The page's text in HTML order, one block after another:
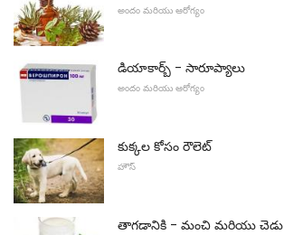
అందం మరియు ఆరోగ్యం
డియాకార్బ్ - సారూప్యాలు
అందం మరియు ఆరోగ్యం
కుక్కల కోసం రౌలెట్
హౌస్
తాగడానికి - మంచి మరియు చెడు